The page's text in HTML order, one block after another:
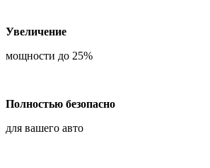
Увеличение
мощности до 25%
Полностью безопасно
для вашего авто